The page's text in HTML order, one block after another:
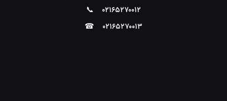
۰۲۱۶۵۲۷۰۰۱۲ 📞
۰۲۱۶۵۲۷۰۰۱۳ ☎